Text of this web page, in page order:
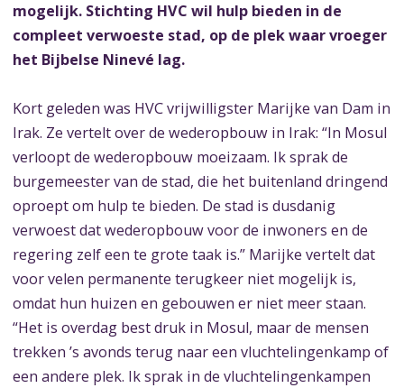
mogelijk. Stichting HVC wil hulp bieden in de
compleet verwoeste stad, op de plek waar vroeger
het Bijbelse Ninevé lag.
Kort geleden was HVC vrijwilligster Marijke van Dam in
Irak. Ze vertelt over de wederopbouw in Irak: “In Mosul
verloopt de wederopbouw moeizaam. Ik sprak de
burgemeester van de stad, die het buitenland dringend
oproept om hulp te bieden. De stad is dusdanig
verwoest dat wederopbouw voor de inwoners en de
regering zelf een te grote taak is.” Marijke vertelt dat
voor velen permanente terugkeer niet mogelijk is,
omdat hun huizen en gebouwen er niet meer staan.
“Het is overdag best druk in Mosul, maar de mensen
trekken ’s avonds terug naar een vluchtelingenkamp of
een andere plek. Ik sprak in de vluchtelingenkampen